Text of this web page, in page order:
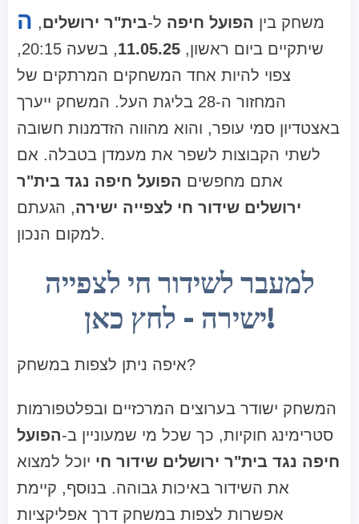
ה משחק בין הפועל חיפה ל-בית"ר ירושלים,
שיתקיים ביום ראשון, 11.05.25
, בשעה 20:15,
צפוי להיות אחד המשחקים המרתקים של
המחזור ה-28 בליגת העל. המשחק ייערך
באצטדיון סמי עופר, והוא מהווה הזדמנות חשובה
לשתי הקבוצות לשפר את מעמדן בטבלה. אם
אתם מחפשים הפועל חיפה נגד בית"ר
ירושלים שידור חי לצפייה ישירה, הגעתם
למקום הנכון.
למעבר לשידור חי לצפייה
ישירה - לחץ כאן!
איפה ניתן לצפות במשחק?
המשחק ישודר בערוצים המרכזיים ובפלטפורמות
סטרימינג חוקיות, כך שכל מי שמעוניין ב-הפועל
חיפה נגד בית"ר ירושלים שידור חי יוכל למצוא
את השידור באיכות גבוהה. בנוסף, קיימת
אפשרות לצפות במשחק דרך אפליקציות